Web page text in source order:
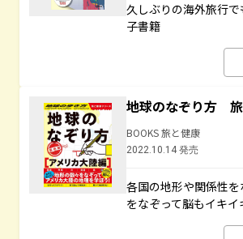
久しぶりの海外旅行
子書籍
地球のなぞり方
BOOKS 旅と健康
2022.10.14 発売
各国の地形や関係性
をなぞって脳もイキイ